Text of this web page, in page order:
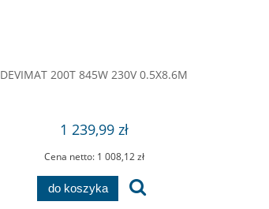
DEVIMAT 200T 845W 230V 0.5X8.6M
1 239,99 zł
Cena netto: 1 008,12 zł
do koszyka